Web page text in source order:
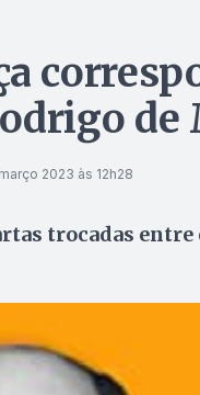
de
2023 às 12h28
trocadas